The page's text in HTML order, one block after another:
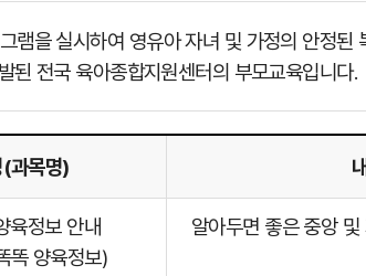
램을 실시하여 영유아 자녀 및 가정의 안정
된 전국 육아종합지원센터의 부모교육입니다.
과목명)
육정보 안내
똑 양육정보)
알아두면 좋은 중앙